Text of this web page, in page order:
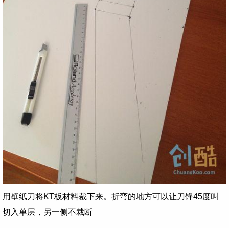
用壁纸刀将KT板材料裁下来。折弯的地方可以让刀锋45度叫
切入单层，另一侧不裁断